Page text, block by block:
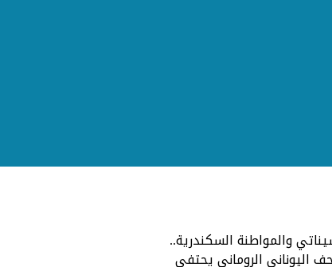
والمواطنة السكندرية..
اليوناني الروماني يحتفي